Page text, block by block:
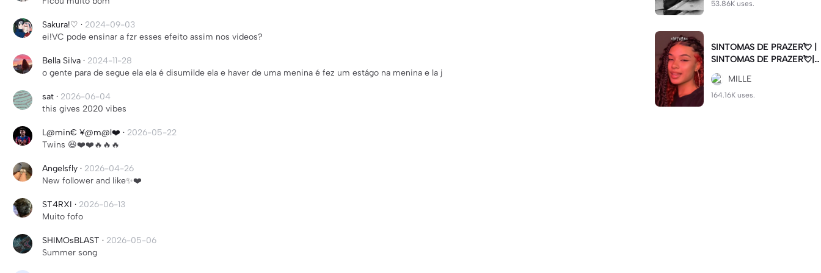
Sakura!♡ · 2024-09-03
ei!VC pode ensinar a fzr esses efeito assim nos videos?
Bella Silva · 2024-11-28
o gente para de segue ela ela é disumilde ela e haver de uma menina é fez um estágo na menina e la j
sat · 2026-06-04
this gives 2020 vibes
L@min€ ¥@m@l❤️ · 2026-05-22
Twins 😆❤️❤️🔥🔥🔥
Angelsfly · 2026-04-26
New follower and like✨❤️
ST4RXI · 2026-06-13
Muito fofo
SHIMOsBLAST · 2026-05-06
Summer song
53.86K uses.
SINTOMAS DE PRAZER💘 |
SINTOMAS DE PRAZER💘|#
sintomasdeprazer #viralcut
#batida
MILLE
164.16K uses.